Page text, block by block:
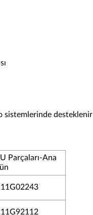
sistemlerinde
Parçaları-Ana